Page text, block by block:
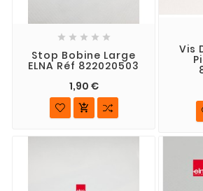
    
Stop Bobine Large
ELNA Réf 822020503
1,90 €

Vis